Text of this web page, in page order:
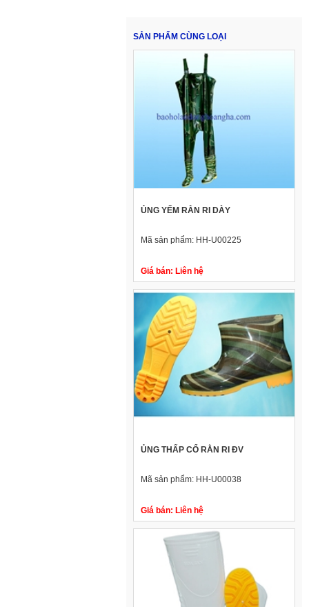
SẢN PHẨM CÙNG LOẠI
ỦNG YẾM RẰN RI DÀY
Mã sản phẩm: HH-U00225
Giá bán: Liên hệ
ỦNG THẤP CỔ RẰN RI ĐV
Mã sản phẩm: HH-U00038
Giá bán: Liên hệ